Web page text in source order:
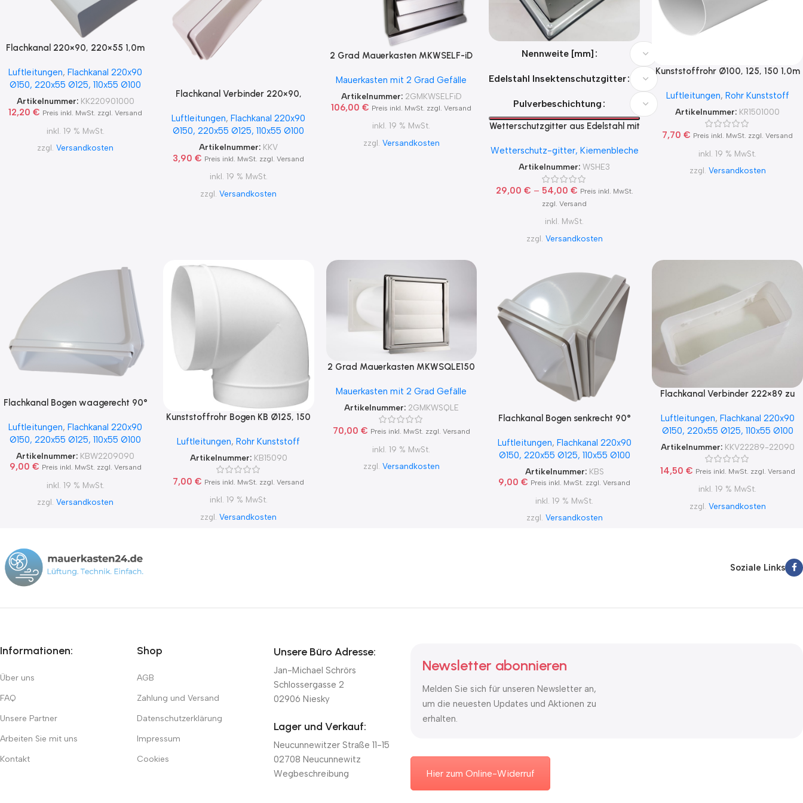
Flachkanal 220×90, 220×55 1,0m
Luftleitungen, Flachkanal 220x90
Ø150, 220x55 Ø125, 110x55 Ø100
Artikelnummer: KK220901000
12,20€ Preis inkl. MwSt. zzgl. Versand
inkl. 19 % MwSt.
zzgl.Versandkosten
Flachkanal Verbinder 220×90,
Luftleitungen,Flachkanal 220x90
Ø150, 220x55 Ø125, 110x55 Ø100
Artikelnummer: KKV
3,90€ Preis inkl. MwSt. zzgl. Versand
inkl. 19 % MwSt.
zzgl.Versandkosten
2 Grad Mauerkasten MKWSELF-iD
mit Blower Door Test und Zertifikat
Ø100, 125, 150 2Grad MKWSELFiD
Mauerkasten mit 2 Grad Gefälle
Artikelnummer: 2GMKWSELFiD
106,00€ Preis inkl. MwSt. zzgl. Versand
inkl. 19 % MwSt.
zzgl. Versandkosten
Nennweite [mm]
Edelstahl Insektenschutzgitter
Pulverbeschichtung
Wetterschutzgitter aus Edelstahl mit
Haube, mit Edelstahl
Insektenschutzgitter, für Zuluft und
Abluft
Wetterschutz-gitter, Kiemenbleche
Artikelnummer:WSHE3
29,00 € – 54,00 € Preis inkl. MwSt.
zzgl. Versand
inkl. MwSt.
zzgl. Versandkosten
Kunststoffrohr Ø100, 125, 150 1,0m
Luftleitungen, Rohr Kunststoff
Artikelnummer: KR1501000
7,70€ Preis inkl. MwSt. zzgl. Versand
inkl. 19 % MwSt.
zzgl. Versandkosten
Flachkanal Bogen waagerecht 90°
Luftleitungen,Flachkanal 220x90
Ø150, 220x55 Ø125, 110x55 Ø100
Artikelnummer: KBW2209090
9,00 € Preis inkl. MwSt. zzgl. Versand
inkl. 19 % MwSt.
zzgl.Versandkosten
Kunststoffrohr Bogen KB Ø125, 150
Luftleitungen,Rohr Kunststoff
Artikelnummer: KB15090
7,00€ Preis inkl. MwSt. zzgl. Versand
inkl. 19 % MwSt.
zzgl.Versandkosten
2 Grad Mauerkasten MKWSQLE150
mit Blower Door Test und Zertifikat
Ø100, 125, 150
Mauerkasten mit 2 Grad Gefälle
Artikelnummer: 2GMKWSQLE
70,00 € Preis inkl. MwSt. zzgl. Versand
inkl. 19 % MwSt.
zzgl. Versandkosten
Flachkanal Bogen senkrecht 90°
Luftleitungen, Flachkanal 220x90
Ø150, 220x55 Ø125, 110x55 Ø100
Artikelnummer: KBS
9,00€ Preis inkl. MwSt. zzgl. Versand
inkl. 19 % MwSt.
zzgl. Versandkosten
Flachkanal Verbinder 222×89 zu
Luftleitungen, Flachkanal 220x90
Ø150, 220x55 Ø125, 110x55 Ø100
Artikelnummer: KKV22289-22090
14,50 € Preis inkl. MwSt. zzgl. Versand
inkl. 19 % MwSt.
zzgl. Versandkosten
Soziale Links
Informationen:
Über uns
FAQ
Unsere Partner
Arbeiten Sie mit uns
Kontakt
Shop
AGB
Zahlung und Versand
Datenschutzerklärung
Impressum
Cookies
Unsere Büro Adresse:
Jan-Michael Schrörs
Schlossergasse 2
02906 Niesky
Lager und Verkauf:
Neucunnewitzer Straße 11-15
02708 Neucunnewitz
Wegbeschreibung
Newsletter abonnieren
Melden Sie sich für unseren Newsletter an,
um die neuesten Updates und Aktionen zu
erhalten.
Hier zum Online-Widerruf